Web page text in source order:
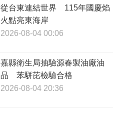
從台東連結世界 115年國慶焰
火點亮東海岸
2026-08-04 00:06
嘉縣衛生局抽驗源春製油廠油
品 苯駢芘檢驗合格
2026-08-04 20:36